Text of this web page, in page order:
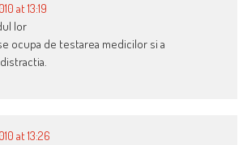
at 13:19
lor
ocupa de testarea medicilor si a
at 13:26